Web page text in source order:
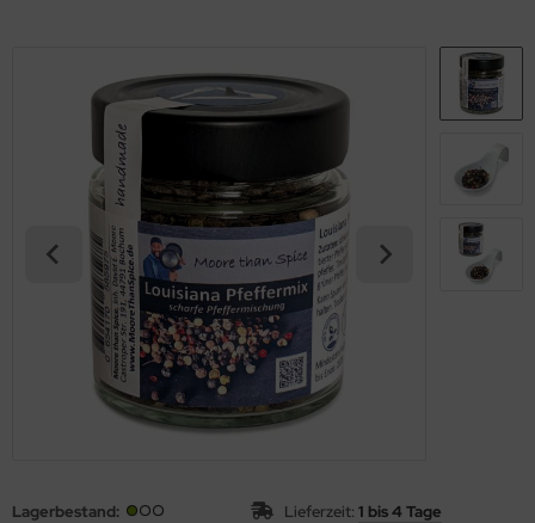
Lagerbestand: Lieferzeit: 1 bis 4 Tage